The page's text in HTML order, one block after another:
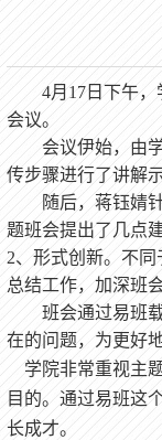
4月1 7 日下午
会议。
会议伊始， 由
传步骤进行了讲解
随后， 蒋钰婧
题班会提出了几点
2、形式创新。不
总结工作，加深班
班会通过易班
在的问题，为更好
学院非常重视主
目的。通过易班这
长成才。